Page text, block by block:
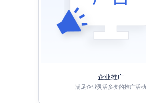
企业推广
满足企业灵活多变的推广活动